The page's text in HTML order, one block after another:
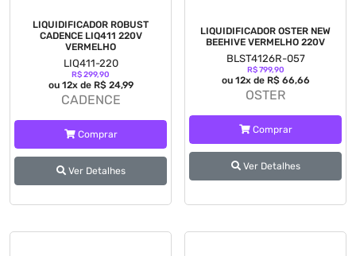
LIQUIDIFICADOR ROBUST
CADENCE LIQ411 220V
VERMELHO
LIQ411-220
R$ 299,90
ou 12x de R$ 24,99
CADENCE
Comprar
Ver Detalhes
LIQUIDIFICADOR OSTER NEW
BEEHIVE VERMELHO 220V
BLST4126R-057
R$ 799,90
ou 12x de R$ 66,66
OSTER
Comprar
Ver Detalhes